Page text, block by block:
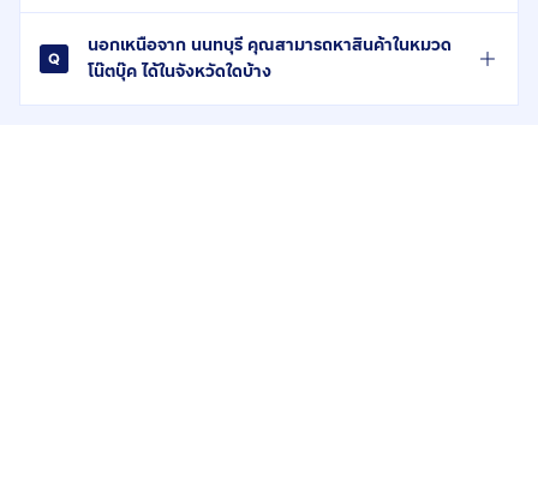
นอกเหนือจาก นนทบุรี คุณสามารถหาสินค้าในหมวด
โน๊ตบุ๊ค ได้ในจังหวัดใดบ้าง